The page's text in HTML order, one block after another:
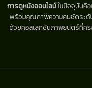
การดูหนังออนไลน์ในปัจจุบันคือ
พร้อมคุณภาพความคมชัดระดับ
ด้วยคอลเลกชันภาพยนตร์ที่คร